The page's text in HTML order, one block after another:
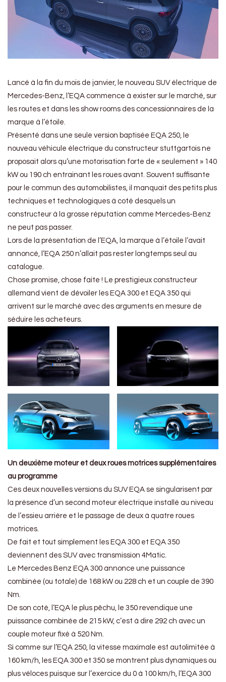
Lancé à la fin du mois de janvier, le nouveau SUV électrique de
Mercedes-Benz, l’EQA commence à exister sur le marché, sur
les routes et dans les show rooms des concessionnaires de la
marque à l’étoile.
Présenté dans une seule version baptisée EQA 250, le
nouveau véhicule électrique du constructeur stuttgartois ne
proposait alors qu’une motorisation forte de « seulement » 140
kW ou 190 ch entrainant les roues avant. Souvent suffisante
pour le commun des automobilistes, il manquait des petits plus
techniques et technologiques à coté desquels un
constructeur à la grosse réputation comme Mercedes-Benz
ne peut pas passer.
Lors de la présentation de l’EQA, la marque à l’étoile l’avait
annoncé, l’EQA 250 n’allait pas rester longtemps seul au
catalogue.
Chose promise, chose faite ! Le prestigieux constructeur
allemand vient de dévoiler les EQA 300 et EQA 350 qui
arrivent sur le marché avec des arguments en mesure de
séduire les acheteurs.
Un deuxième moteur et deux roues motrices supplémentaires
au programme
Ces deux nouvelles versions du SUV EQA se singularisent par
la présence d’un second moteur électrique installé au niveau
de l’essieu arrière et le passage de deux à quatre roues
motrices.
De fait et tout simplement les EQA 300 et EQA 350
deviennent des SUV avec transmission 4Matic.
Le Mercedes Benz EQA 300 annonce une puissance
combinée (ou totale) de 168 kW ou 228 ch et un couple de 390
Nm.
De son coté, l’EQA le plus pêchu, le 350 revendique une
puissance combinée de 215 kW, c’est à dire 292 ch avec un
couple moteur fixé à 520 Nm.
Si comme sur l’EQA 250, la vitesse maximale est autolimitée à
160 km/h, les EQA 300 et 350 se montrent plus dynamiques ou
plus véloces puisque sur l’exercice du 0 à 100 km/h, l’EQA 300